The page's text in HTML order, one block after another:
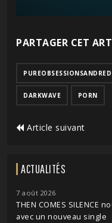
PARTAGER CET
DARKWAVE PORN
Article suivant
ACTUALITÉS
7 août 2026
THEN COMES SILENCE
avec un nouveau single